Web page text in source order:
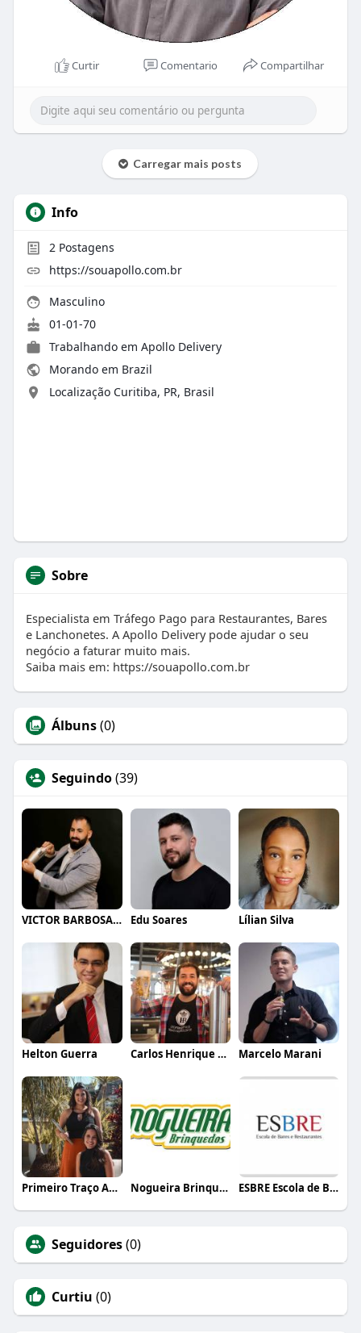
Curtir Comentario Compartilhar
Carregar mais posts
Info
2Postagens
https://souapollo.com.br
Masculino
01-01-70
Trabalhando em Apollo Delivery
Morando em Brazil
Localização Curitiba, PR, Brasil
Sobre
Especialista em Tráfego Pago para Restaurantes, Bares
e Lanchonetes. A Apollo Delivery pode ajudar o seu
negócio a faturar muito mais.
Saiba mais em: https://souapollo.com.br
Álbuns(0)
Seguindo(39)
VICTOR BARBOSA QUARANTA Edu Soares Lílian Silva
Helton Guerra Carlos Henrique de Faria Vasconcelos Marcelo Marani
Primeiro Traço Arquitetura Nogueira Brinquedos ESBRE Escola de Bares e Restaurantes
Seguidores(0)
Curtiu (0)